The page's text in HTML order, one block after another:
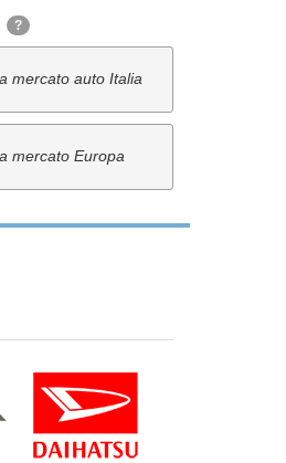
?
mercato auto Italia
mercato Europa